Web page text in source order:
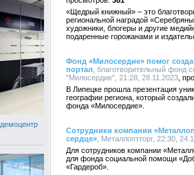
«Щедрый книжный» – это
региональной наградой
художники, блогеры и другие
подаренные горожанами и
Фонд «Милосердие» помог
портал , благотворительный
"Милосердие", 21:28, 28.11.2023
В Липецке прошла презентация
географии региона, который
фонда «Милосердие».
Сотрудники компании
сердце» , Металлоптторг, 22:30,
Для сотрудников компании
для фонда социальной помощи
«Гардероб».